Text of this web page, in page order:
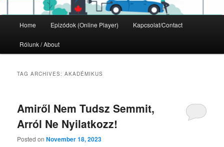
Home Epizódok (Online Player) Kapcsolat/Contact
Rólunk / About
TAG ARCHIVES:AKADÉMIKUS
Amiről Nem Tudsz Semmit,
Arról Ne Nyilatkozz!
Posted onNovember 18, 2023